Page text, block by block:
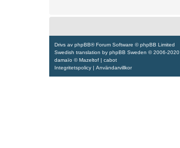
Drivs av phpBB® Forum Software © phpBB Limited
Swedish translation by phpBB Sweden © 2006-2020
damaïo ©Mazeltof | cabot
Integritetspolicy | Användarvillkor